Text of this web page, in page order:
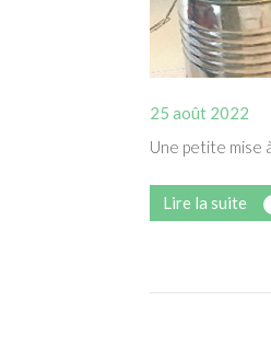
25 août 2022
Une petite mise
Lire la suite